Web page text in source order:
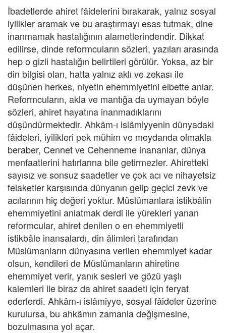
İbadetlerde ahiret fâidelerini bırakarak, yalnız sosyal
iyilikler aramak ve bu araştırmayı esas tutmak, dine
inanmamak hastalığının alametlerindendir. Dikkat
edilirse, dinde reformcuların sözleri, yazıları arasında
hep o gizli hastalığın belirtileri görülür. Yoksa, az bir
din bilgisi olan, hatta yalnız aklı ve zekası ile
düşünen herkes, niyetin ehemmiyetini elbette anlar.
Reformcuların, akla ve mantığa da uymayan böyle
sözleri, ahiret hayatına inanmadıklarını
düşündürmektedir. Ahkâm-ı islâmiyyenin dünyadaki
fâideleri, iyilikleri pek mühim ve meydanda olmakla
beraber, Cennet ve Cehenneme inananlar, dünya
menfaatlerini hatırlarına bile getirmezler. Ahiretteki
sayısız ve sonsuz saadetler ve çok acı ve nihayetsiz
felaketler karşısında dünyanın gelip geçici zevk ve
acılarının hiç değeri yoktur. Müslümanlara istikbâlin
ehemmiyetini anlatmak derdi ile yürekleri yanan
reformcular, ahiret denilen o en ehemmiyetli
istikbâle inansalardı, din âlimleri tarafından
Müslümanların dünyasına verilen ehemmiyet kadar
olsun, kendileri de Müslümanların ahiretine
ehemmiyet verir, yanık sesleri ve gözü yaşlı
kalemleri ile biraz da ahiret saadeti için feryat
ederlerdi. Ahkâm-ı islâmiyye, sosyal fâideler üzerine
kurulursa, bu ahkâmın zamanla değişmesine,
bozulmasına yol açar.